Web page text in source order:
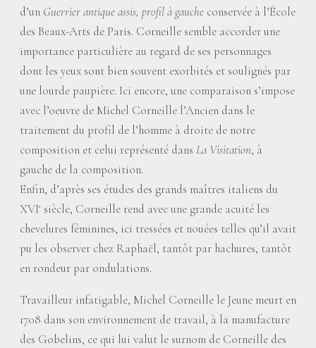
d’un Guerrier antique assis, profil à gauche conservée à l’École
des Beaux-Arts de Paris. Corneille semble accorder une
importance particulière au regard de ses personnages
dont les yeux sont bien souvent exorbités et soulignés par
une lourde paupière. Ici encore, une comparaison s’impose
avec l’oeuvre de Michel Corneille l’Ancien dans le
traitement du profil de l’homme à droite de notre
composition et celui représenté dans La Visitation, à
gauche de la composition.
Enfin, d’après ses études des grands maîtres italiens du
XVIe siècle, Corneille rend avec une grande acuité les
chevelures féminines, ici tressées et nouées telles qu’il avait
pu les observer chez Raphaël, tantôt par hachures, tantôt
en rondeur par ondulations.
Travailleur infatigable, Michel Corneille le Jeune meurt en
1708 dans son environnement de travail, à la manufacture
des Gobelins, ce qui lui valut le surnom de Corneille des